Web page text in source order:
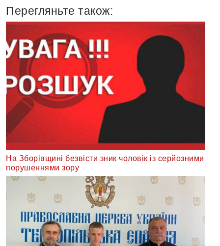
Перегляньте також:
На Зборівщині безвісти зник чоловік із серйозними
порушеннями зору